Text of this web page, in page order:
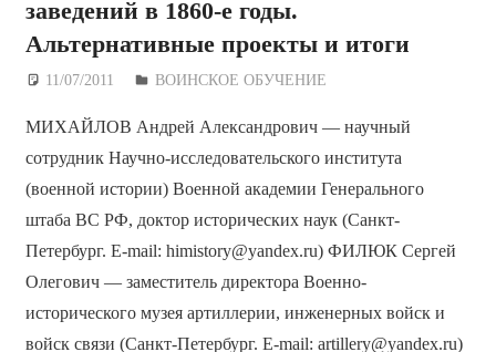
заведений в 1860-е годы.
Альтернативные проекты и итоги
11/07/2011 Дежурный по Редакции
ВОИНСКОЕ ОБУЧЕНИЕ
МИХАЙЛОВ Андрей Александрович — научный
сотрудник Научно-исследовательского института
(военной истории) Военной академии Генерального
штаба ВС РФ, доктор исторических наук (Санкт-
Петербург. E-mail: himistory@yandex.ru) ФИЛЮК Сергей
Олегович — заместитель директора Военно-
исторического музея артиллерии, инженерных войск и
войск связи (Санкт-Петербург. E-mail: artillery@yandex.ru)